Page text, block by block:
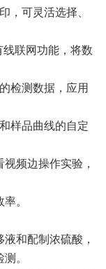
，可灵活选择、
线联网功能，将数
检测数据，应用
样品曲线的自定
频边操作实验，
。
和配制浓硫酸，
。